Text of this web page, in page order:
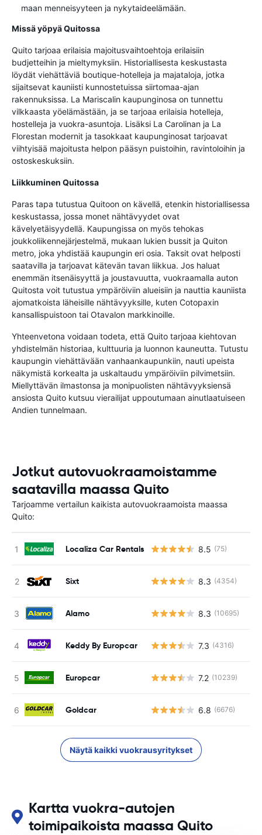
maan menneisyyteen ja nykytaideelämään.
Missä yöpyä Quitossa
Quito tarjoaa erilaisia majoitusvaihtoehtoja erilaisiin
budjetteihin ja mieltymyksiin. Historiallisesta keskustasta
löydät viehättäviä boutique-hotelleja ja majataloja, jotka
sijaitsevat kauniisti kunnostetuissa siirtomaa-ajan
rakennuksissa. La Mariscalin kaupunginosa on tunnettu
vilkkaasta yöelämästään, ja se tarjoaa erilaisia hotelleja,
hostelleja ja vuokra-asuntoja. Lisäksi La Carolinan ja La
Florestan modernit ja tasokkaat kaupunginosat tarjoavat
viihtyisää majoitusta helpon pääsyn puistoihin, ravintoloihin ja
ostoskeskuksiin.
Liikkuminen Quitossa
Paras tapa tutustua Quitoon on kävellä, etenkin historiallisessa
keskustassa, jossa monet nähtävyydet ovat
kävelyetäisyydellä. Kaupungissa on myös tehokas
joukkoliikennejärjestelmä, mukaan lukien bussit ja Quiton
metro, joka yhdistää kaupungin eri osia. Taksit ovat helposti
saatavilla ja tarjoavat kätevän tavan liikkua. Jos haluat
enemmän itsenäisyyttä ja joustavuutta, vuokraamalla auton
Quitosta voit tutustua ympäröiviin alueisiin ja nauttia kauniista
ajomatkoista läheisille nähtävyyksille, kuten Cotopaxin
kansallispuistoon tai Otavalon markkinoille.
Yhteenvetona voidaan todeta, että Quito tarjoaa kiehtovan
yhdistelmän historiaa, kulttuuria ja luonnon kauneutta. Tutustu
kaupungin viehättävään vanhaankaupunkiin, nauti upeista
näkymistä korkealta ja uskaltaudu ympäröiviin pilvimetsiin.
Miellyttävän ilmastonsa ja monipuolisten nähtävyyksiensä
ansiosta Quito kutsuu vierailijat uppoutumaan ainutlaatuiseen
Andien tunnelmaan.
Jotkut autovuokraamoistamme
saatavilla maassa Quito
Tarjoamme vertailun kaikista autovuokraamoista maassa
Quito:
Localiza Car Rentals 8.5 (75)
Sixt 8.3 (4354)
Alamo 8.3 (10695)
Keddy By Europcar 7.3 (4316)
Europcar 7.2 (10239)
Goldcar 6.8 (6676)
Näytä kaikki vuokrausyritykset
Kartta vuokra-autojen
toimipaikoista maassa Quito